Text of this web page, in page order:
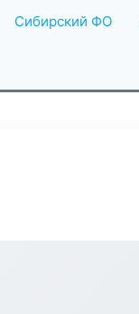
Сибирский ФО